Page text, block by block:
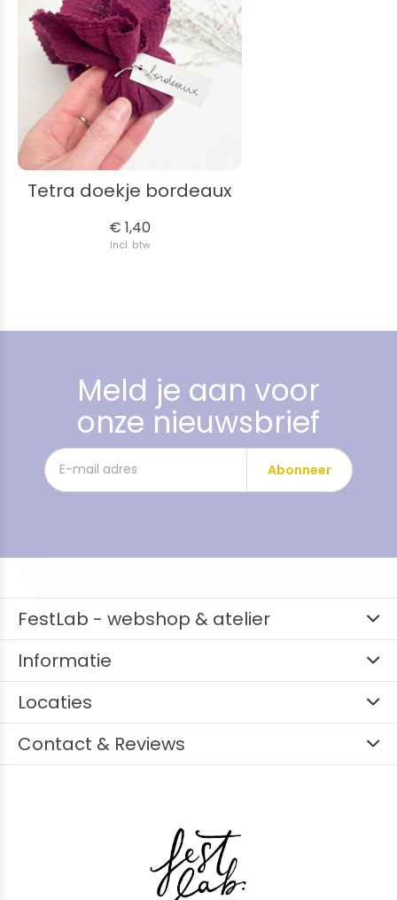
Tetra doekje bordeaux
€ 1,40
Incl. btw
Meld je aan voor
onze nieuwsbrief
Abonneer
FestLab - webshop & atelier
Informatie
Locaties
Contact & Reviews